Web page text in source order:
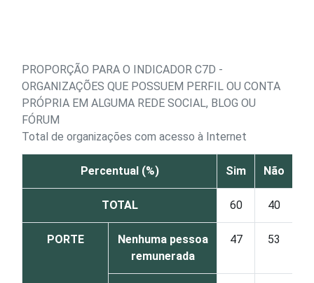
PROPORÇÃO PARA O INDICADOR C7D -
ORGANIZAÇÕES QUE POSSUEM PERFIL OU CONTA
PRÓPRIA EM ALGUMA REDE SOCIAL, BLOG OU
FÓRUM
Total de organizações com acesso à Internet
Percentual (%) Sim Não
TOTAL 60 40
PORTE
Nenhuma pessoa
remunerada
47 53